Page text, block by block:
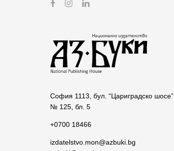
София 1113, бул. “Цариградско шосе”
№ 125, бл. 5
+0700 18466
izdatelstvo.mon@azbuki.bg